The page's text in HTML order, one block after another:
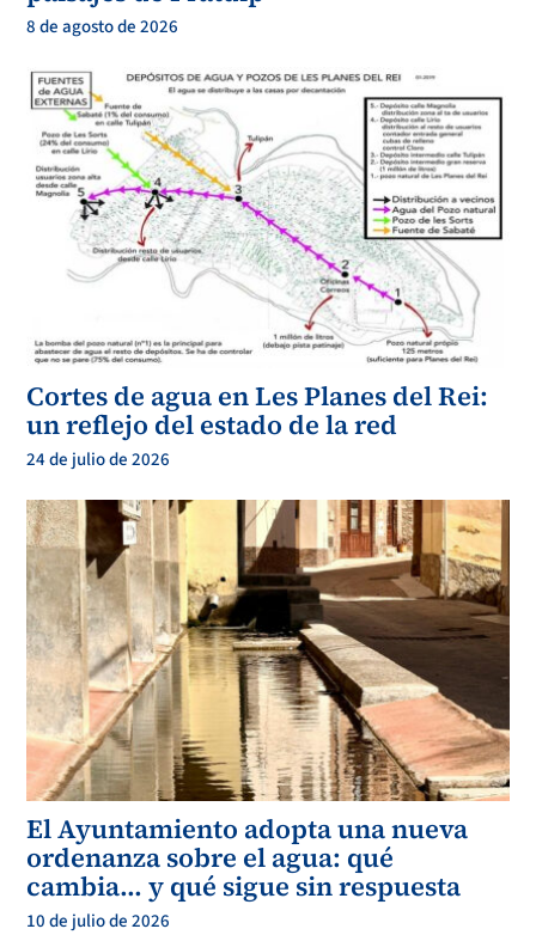
8 de agosto de 2026
Cortes de agua en Les Planes del Rei:
un reflejo del estado de la red
24 de julio de 2026
El Ayuntamiento adopta una nueva
ordenanza sobre el agua: qué
cambia… y qué sigue sin respuesta
10 de julio de 2026